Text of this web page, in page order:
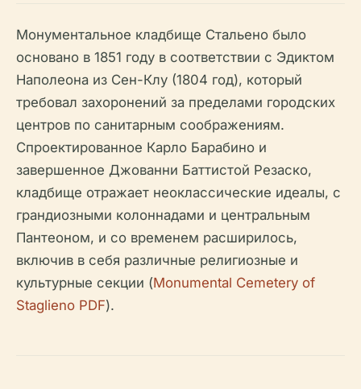
Монументальное кладбище Стальено было
основано в 1851 году в соответствии с Эдиктом
Наполеона из Сен-Клу (1804 год), который
требовал захоронений за пределами городских
центров по санитарным соображениям.
Спроектированное Карло Барабино и
завершенное Джованни Баттистой Резаско,
кладбище отражает неоклассические идеалы, с
грандиозными колоннадами и центральным
Пантеоном, и со временем расширилось,
включив в себя различные религиозные и
культурные секции (Monumental Cemetery of
Staglieno PDF).